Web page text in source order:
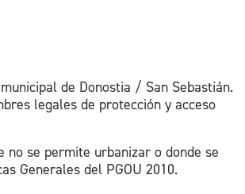
de Donostia / San Sebastián.
legales de protección y acceso
no se permite urbanizar o donde se
Generales del PGOU 2010.